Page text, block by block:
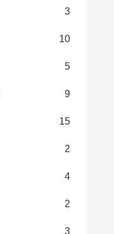
3
10
5
9
15
2
4
2
3